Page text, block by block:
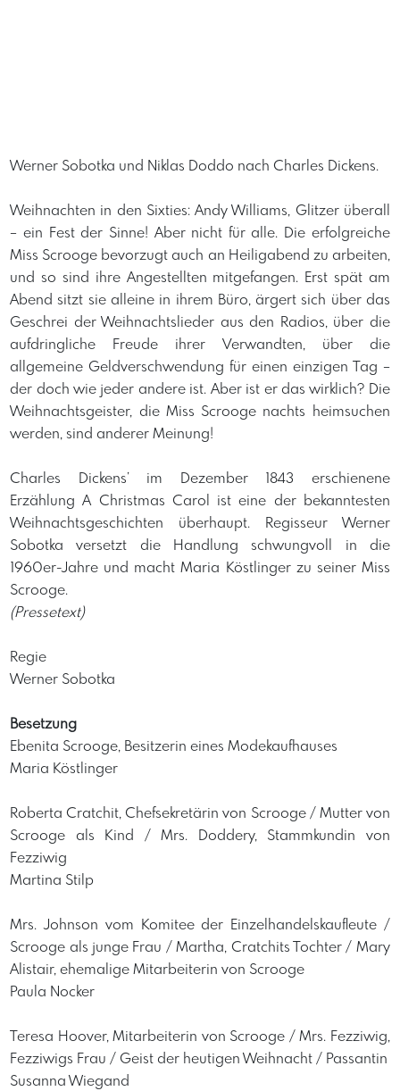
Werner Sobotka und Niklas Doddo nach Charles Dickens.
​Weihnachten in den Sixties: Andy Williams, Glitzer überall
– ein Fest der Sinne! Aber nicht für alle. Die erfolgreiche
Miss Scrooge bevorzugt auch an Heiligabend zu arbeiten,
und so sind ihre Angestellten mitgefangen. Erst spät am
Abend sitzt sie alleine in ihrem Büro, ärgert sich über das
Geschrei der Weihnachtslieder aus den Radios, über die
aufdringliche Freude ihrer Verwandten, über die
allgemeine Geldverschwendung für einen einzigen Tag –
der doch wie jeder andere ist. Aber ist er das wirklich? Die
Weihnachtsgeister, die Miss Scrooge nachts heimsuchen
werden, sind anderer Meinung!
​Charles Dickens’ im Dezember 1843 erschienene
Erzählung A Christmas Carol ist eine der bekanntesten
Weihnachtsgeschichten überhaupt. Regisseur Werner
Sobotka versetzt die Handlung schwungvoll in die
1960er-Jahre und macht Maria Köstlinger zu seiner Miss
Scrooge.
(Pressetext)
​Regie
Werner Sobotka
Besetzung
Ebenita Scrooge, Besitzerin eines Modekaufhauses
Maria Köstlinger
Roberta Cratchit, Chefsekretärin von Scrooge / Mutter von
Scrooge als Kind / Mrs. Doddery, Stammkundin von
Fezziwig
Martina Stilp
Mrs. Johnson vom Komitee der Einzelhandelskaufleute /
Scrooge als junge Frau / Martha, Cratchits Tochter / Mary
Alistair, ehemalige Mitarbeiterin von Scrooge
Paula Nocker
Teresa Hoover, Mitarbeiterin von Scrooge / Mrs. Fezziwig,
Fezziwigs Frau / Geist der heutigen Weihnacht / Passantin
Susanna Wiegand